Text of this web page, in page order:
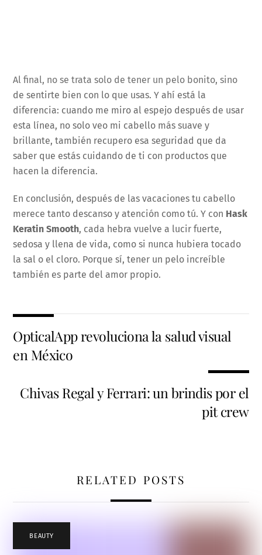
Al final, no se trata solo de tener un pelo bonito, sino
de sentirte bien con lo que usas. Y ahí está la
diferencia: cuando me miro al espejo después de usar
esta línea, no solo veo mi cabello más suave y
brillante, también recupero esa seguridad que da
saber que estás cuidando de ti con productos que
hacen la diferencia.
En conclusión, después de las vacaciones tu cabello
merece tanto descanso y atención como tú. Y con Hask
Keratin Smooth, cada hebra vuelve a lucir fuerte,
sedosa y llena de vida, como si nunca hubiera tocado
la sal o el cloro. Porque sí, tener un pelo increíble
también es parte del amor propio.
OpticalApp revoluciona la salud visual
en México
Chivas Regal y Ferrari: un brindis por el
pit crew
RELATED POSTS
BEAUTY